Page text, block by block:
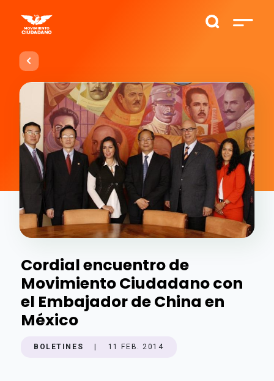
Cordial encuentro de
Movimiento Ciudadano con
el Embajador de China en
México
BOLETINES 11 FEB. 2014